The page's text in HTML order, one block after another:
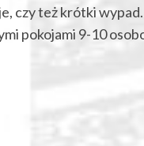
czy też krótki
pokojami 9-10